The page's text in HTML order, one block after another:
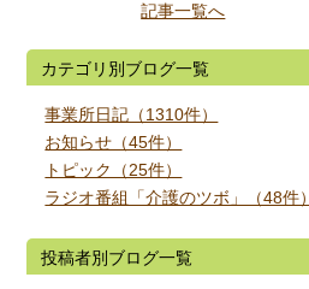
記事一覧へ
カテゴリ別ブログ一覧
事業所日記（1310件）
お知らせ（45件）
トピック（25件）
ラジオ番組「介護のツボ」（48件）
投稿者別ブログ一覧